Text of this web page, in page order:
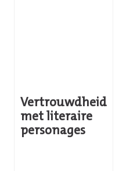
Vertrouwdheid
met literaire
personages